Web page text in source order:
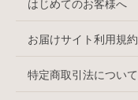
はじめてのお客様へ
お届けサイト利用規約
特定商取引法について